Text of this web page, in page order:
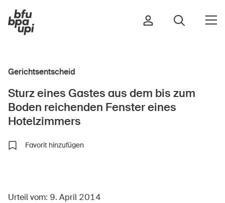
Sport & Bewegung
Gerichtsentscheid
Sturz eines Gastes aus dem bis zum
Boden reichenden Fenster eines
Hotelzimmers
Favorit hinzufügen
Urteil vom: 9. April 2014